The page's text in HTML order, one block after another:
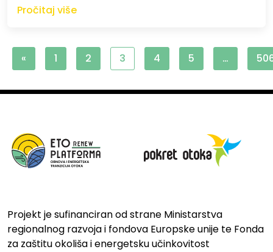
Pročitaj više
« 1 2 3 4 5 …
Projekt je sufinanciran od strane Ministarstva
regionalnog razvoja i fondova Europske unije te Fonda
za zaštitu okoliša i energetsku učinkovitost